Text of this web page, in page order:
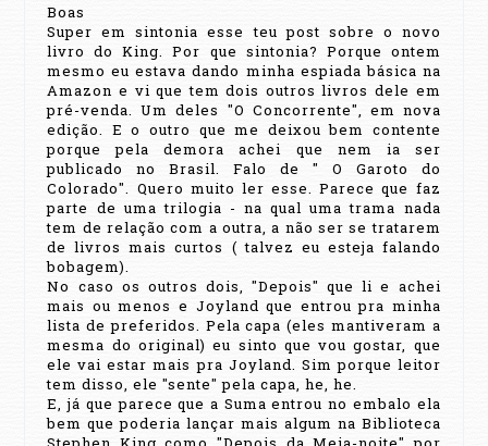
Boas
Super em sintonia esse teu post sobre o novo
livro do King. Por que sintonia? Porque ontem
mesmo eu estava dando minha espiada básica na
Amazon e vi que tem dois outros livros dele em
pré-venda. Um deles "O Concorrente", em nova
edição. E o outro que me deixou bem contente
porque pela demora achei que nem ia ser
publicado no Brasil. Falo de " O Garoto do
Colorado". Quero muito ler esse. Parece que faz
parte de uma trilogia - na qual uma trama nada
tem de relação com a outra, a não ser se tratarem
de livros mais curtos ( talvez eu esteja falando
bobagem).
No caso os outros dois, "Depois" que li e achei
mais ou menos e Joyland que entrou pra minha
lista de preferidos. Pela capa (eles mantiveram a
mesma do original) eu sinto que vou gostar, que
ele vai estar mais pra Joyland. Sim porque leitor
tem disso, ele "sente" pela capa, he, he.
E, já que parece que a Suma entrou no embalo ela
bem que poderia lançar mais algum na Biblioteca